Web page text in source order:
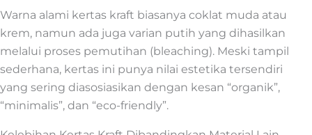
Warna alami kertas kraft biasanya coklat muda atau
krem, namun ada juga varian putih yang dihasilkan
melalui proses pemutihan (bleaching). Meski tampil
sederhana, kertas ini punya nilai estetika tersendiri
yang sering diasosiasikan dengan kesan “organik”,
“minimalis”, dan “eco-friendly”.